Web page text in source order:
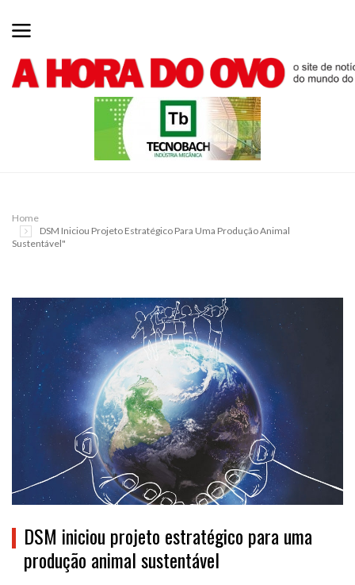
Home
DSM Iniciou Projeto Estratégico Para Uma Produção Animal
Sustentável"
DSM iniciou projeto estratégico para uma
produção animal sustentável